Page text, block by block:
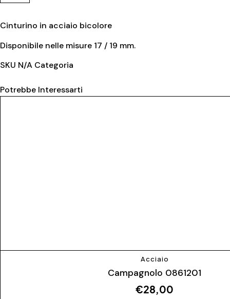
Cinturino in acciaio bicolore
Disponibile nelle misure 17 / 19 mm.
SKU N/A Categoria
Potrebbe Interessarti
Acciaio
Campagnolo 0861201
€28,00